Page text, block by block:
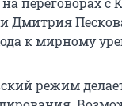
Дмитрия
к мирному
режим